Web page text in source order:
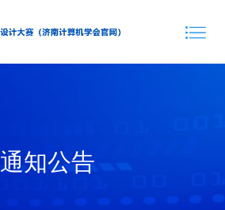
通知公告